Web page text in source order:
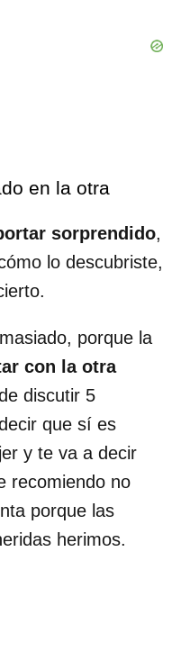
en la otra
sorprendido,
lo descubriste,
porque la
con la otra
discutir 5
que sí es
y te va a decir
recomiendo no
porque las
herimos.